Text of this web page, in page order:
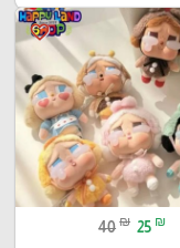
favorite_border
40 ₪ 25 ₪